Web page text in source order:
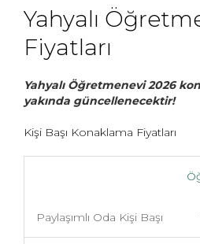
Yahyalı
Fiyatları
Yahyalı Öğretmenevi 2026
yakında güncellenecektir!
Kişi Başı Konaklama Fiyatları
Paylaşımlı Oda Kişi Başı